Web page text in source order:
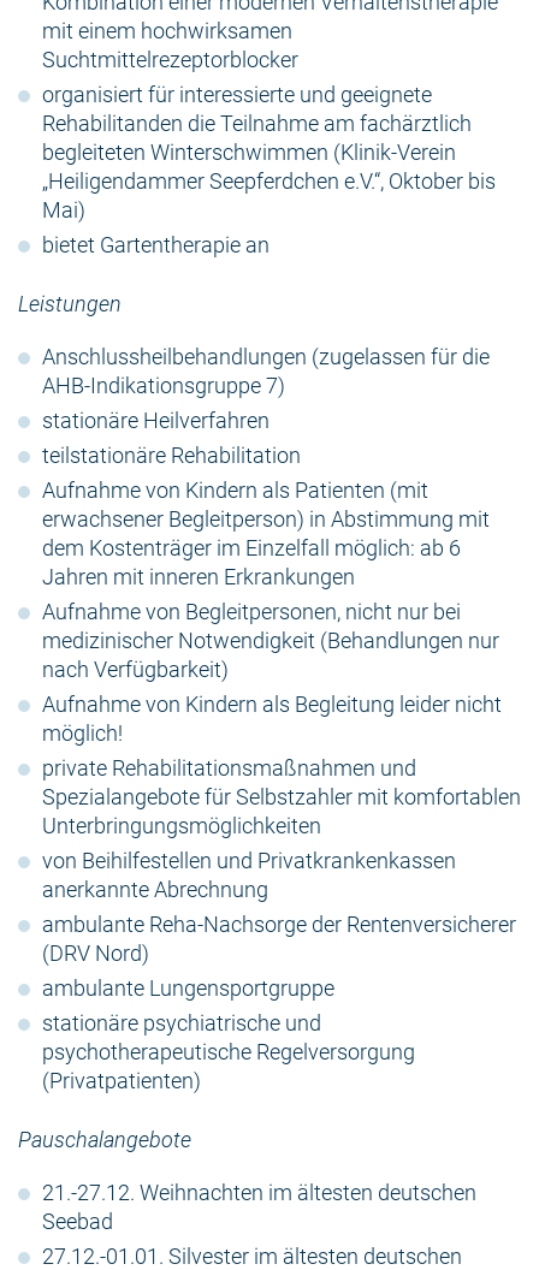
mit einem hochwirksamen
Suchtmittelrezeptorblocker
organisiert für interessierte und geeignete
Rehabilitanden die Teilnahme am fachärztlich
begleiteten Winterschwimmen (Klinik-Verein
„Heiligendammer Seepferdchen e.V.“, Oktober bis
Mai)
bietet Gartentherapie an
Leistungen
Anschlussheilbehandlungen (zugelassen für die
AHB-Indikationsgruppe 7)
stationäre Heilverfahren
teilstationäre Rehabilitation
Aufnahme von Kindern als Patienten (mit
erwachsener Begleitperson) in Abstimmung mit
dem Kostenträger im Einzelfall möglich: ab 6
Jahren mit inneren Erkrankungen
Aufnahme von Begleitpersonen, nicht nur bei
medizinischer Notwendigkeit (Behandlungen nur
nach Verfügbarkeit)
Aufnahme von Kindern als Begleitung leider nicht
möglich!
private Rehabilitationsmaßnahmen und
Spezialangebote für Selbstzahler mit komfortablen
Unterbringungsmöglichkeiten
von Beihilfestellen und Privatkrankenkassen
anerkannte Abrechnung
ambulante Reha-Nachsorge der Rentenversicherer
(DRV Nord)
ambulante Lungensportgruppe
stationäre psychiatrische und
psychotherapeutische Regelversorgung
(Privatpatienten)
Pauschalangebote
21.-27.12. Weihnachten im ältesten deutschen
Seebad
27.12.-01.01. Silvester im ältesten deutschen